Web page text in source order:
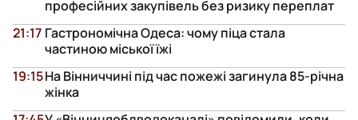
професійних закупівель без ризику переплат
Гастрономічна Одеса: чому піца стала
частиною міської їжі
21:17
На Вінниччині під час пожежі загинула 85-річна
жінка
19:15